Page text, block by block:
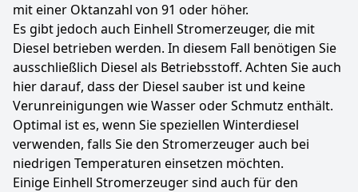
mit einer Oktanzahl von 91 oder höher.
Es gibt jedoch auch Einhell Stromerzeuger, die mit
Diesel betrieben werden. In diesem Fall benötigen Sie
ausschließlich Diesel als Betriebsstoff. Achten Sie auch
hier darauf, dass der Diesel sauber ist und keine
Verunreinigungen wie Wasser oder Schmutz enthält.
Optimal ist es, wenn Sie speziellen Winterdiesel
verwenden, falls Sie den Stromerzeuger auch bei
niedrigen Temperaturen einsetzen möchten.
Einige Einhell Stromerzeuger sind auch für den